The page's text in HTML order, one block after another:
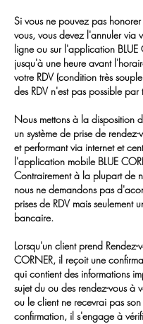
Si vous ne pouvez pas
vous, vous devez l'annuler via
ligne ou sur l'application BLUE
jusqu'à une heure avant
votre RDV (condition très
des RDV n'est pas possible par
Nous mettons à la disposition
un système de prise de rendez-
et performant via internet et
l'application mobile BLUE
Contrairement à la plupart de
nous ne demandons pas
prises de RDV mais seulement
bancaire.
Lorsqu'un client prend Rendez-
CORNER, il reçoit une
qui contient des informations
sujet du ou des rendez-vous à
ou le client ne recevrai pas
confirmation, il s'engage à